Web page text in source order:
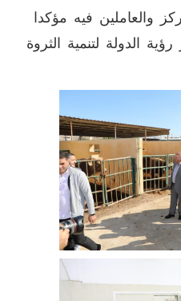
والعاملين فيه مؤكدا
الدولة لتنمية الثروة